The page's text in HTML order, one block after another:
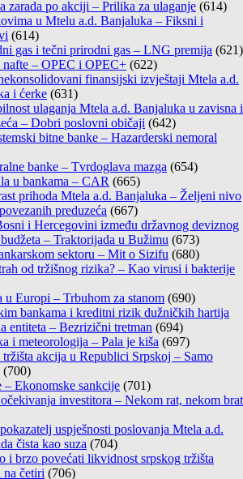
zarada po akciji – Prilika za ulaganje (614)
u Mtelu a.d. Banjaluka – Fiksni i
(614)
gas i tečni prirodni gas – LNG premija (621)
– OPEC i OPEC+ (622)
finansijski izvještaji Mtela a.d.
i ćerke (631)
ulaganja Mtela a.d. Banjaluka u zavisna i
– Dobri poslovni običaji (642)
bitne banke – Hazarderski nemoral
banke – Tvrdoglava mazga (654)
u bankama – CAR (665)
prihoda Mtela a.d. Banjaluka – Željeni nivo
preduzeća (667)
i Hercegovini između državnog deviznog
– Traktorijada u Bužimu (673)
sektoru – Mit o Sizifu (680)
od tržišnog rizika? – Kao virusi i bakterije
u Europi – Trbuhom za stanom (690)
bankama i kreditni rizik dužničkih hartija
entiteta – Bezrizični tretman (694)
i meteorologija – Pala je kiša (697)
akcija u Republici Srpskoj – Samo
(700)
Ekonomske sankcije (701)
investitora – Nekom rat, nekom brat
uspješnosti poslovanja Mtela a.d.
čista kao suza (704)
i brzo povećati likvidnost srpskog tržišta
četiri (706)